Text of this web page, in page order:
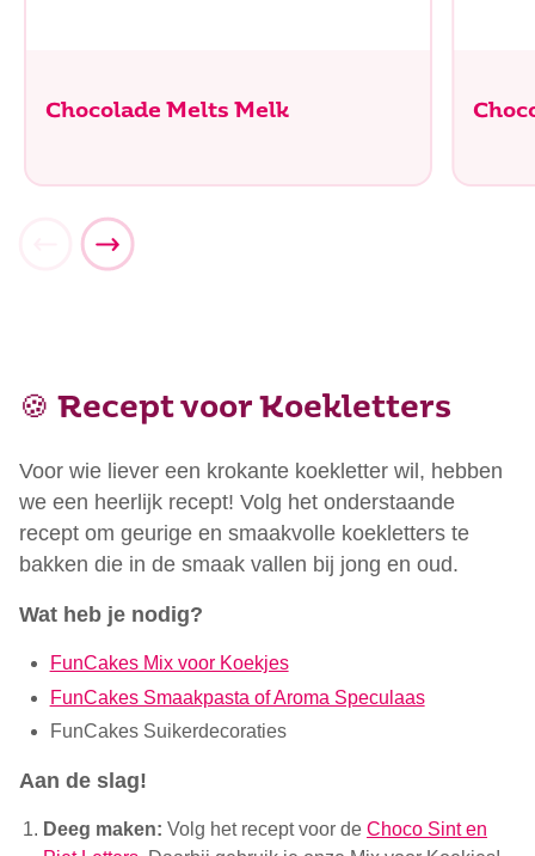
Chocolade Melts Melk
🍪 Recept voor Koekletters
Voor wie liever een krokante koekletter wil, hebben
we een heerlijk recept! Volg het onderstaande
recept om geurige en smaakvolle koekletters te
bakken die in de smaak vallen bij jong en oud.
Wat heb je nodig?
FunCakes Mix voor Koekjes
FunCakes Smaakpasta of Aroma Speculaas
FunCakes Suikerdecoraties
Aan de slag!
Deeg maken: Volg het recept voor de Choco Sint en